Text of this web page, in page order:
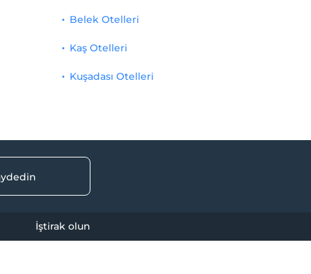
Belek Otelleri
Kaş Otelleri
Kuşadası Otelleri
İştirak olun